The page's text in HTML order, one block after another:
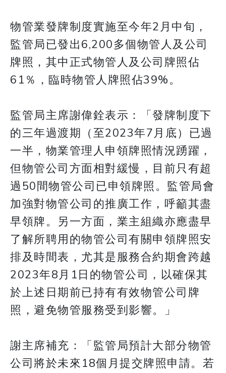
物管業發牌制度實施至今年2月中旬，
監管局已發出6,200多個物管人及公司
牌照，其中正式物管人及公司牌照佔
61％，臨時物管人牌照佔39%。
監管局主席謝偉銓表示：「發牌制度下
的三年過渡期（至2023年7月底）已過
一半，物業管理人申領牌照情況踴躍，
但物管公司方面相對緩慢，目前只有超
過50間物管公司已申領牌照。監管局會
加強對物管公司的推廣工作，呼籲其盡
早領牌。另一方面，業主組織亦應盡早
了解所聘用的物管公司有關申領牌照安
排及時間表，尤其是服務合約期會跨越
2023年8月1日的物管公司，以確保其
於上述日期前已持有有效物管公司牌
照，避免物管服務受到影響。」
謝主席補充：「監管局預計大部分物管
公司將於未來18個月提交牌照申請。若